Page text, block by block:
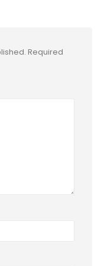
Required